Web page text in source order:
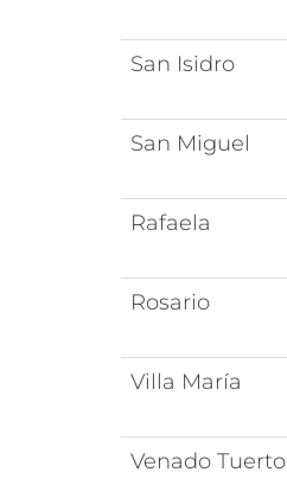
San Isidro
San Miguel
Rafaela
Rosario
Villa María
Venado Tuerto